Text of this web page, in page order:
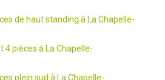
de haut standing à La Chapelle-
pièces à La Chapelle-
plein sud à La Chapelle-